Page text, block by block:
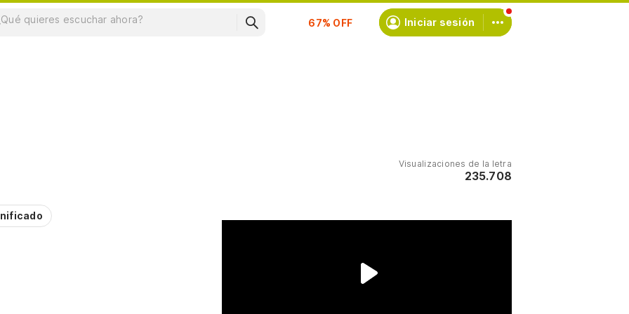
Suscríbete Iniciar sesión
Visualizaciones de la letra
235.708